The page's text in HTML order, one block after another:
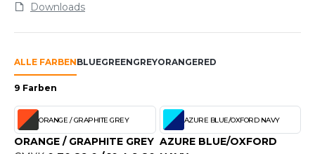
HIVIZ
- BLANKS
Downloads
ALLE FARBENBLUEGREENGREYORANGERED
9 Farben
ORANGE / GRAPHITE GREY
ORANGE / GRAPHITE GREY
AZURE BLUE/OXFORD NAVY
AZURE BLUE/OXFORD